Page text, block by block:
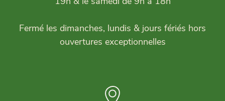
Fermé les dimanches, lundis & jours fériés hors
ouvertures exceptionnelles